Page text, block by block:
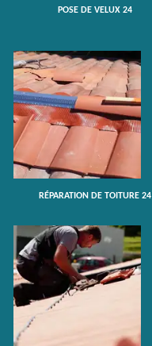
POSE DE VELUX 24
RÉPARATION DE TOITURE 24